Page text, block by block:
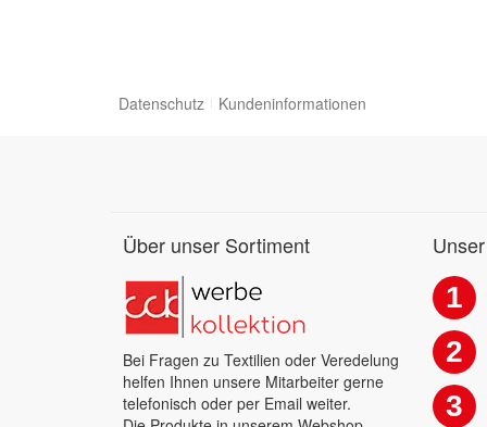
Datenschutz Kundeninformationen
Über unser Sortiment
Bei Fragen zu Textilien oder Veredelung
helfen Ihnen unsere Mitarbeiter gerne
telefonisch oder per Email weiter.
1
2
3